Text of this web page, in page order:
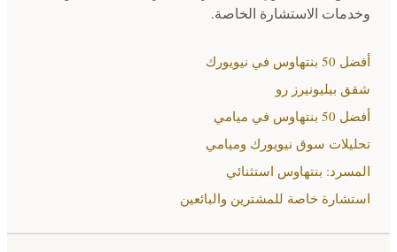
وخدمات الاستشارة الخاصة.
أفضل 50 بنتهاوس في نيويورك
شقق بيليونيرز رو
أفضل 50 بنتهاوس في ميامي
تحليلات سوق نيويورك وميامي
المسرد: بنتهاوس استثنائي
استشارة خاصة للمشترين والبائعين